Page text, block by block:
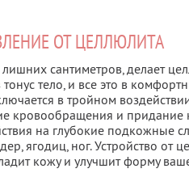
ОТ ЦЕЛЛЮЛИТА
сантиметров, делает
тонус тело, и все это в
в тройном
кровообращения и придание
на глубокие подкожные
ягодиц, ног. Устройство от
кожу и улучшит форму